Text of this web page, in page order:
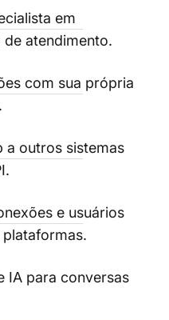
em
atendimento.
com sua própria
a outros sistemas
e usuários
IA para conversas